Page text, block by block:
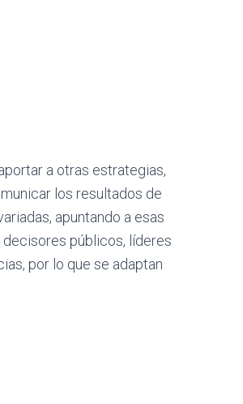
a otras estrategias,
los resultados de
apuntando a esas
públicos, líderes
por lo que se adaptan